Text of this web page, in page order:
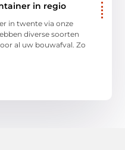
in regio
in twente via onze
diverse soorten
al uw bouwafval. Zo